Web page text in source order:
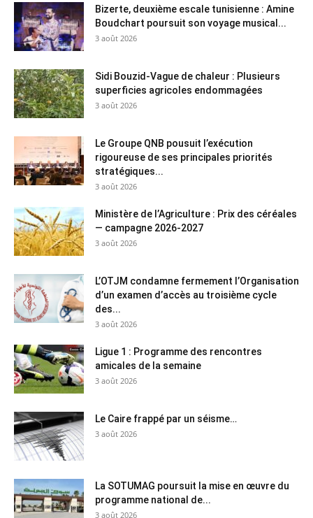
Bizerte, deuxième escale tunisienne : Amine
Boudchart poursuit son voyage musical...
3 août 2026
Sidi Bouzid-Vague de chaleur : Plusieurs
superficies agricoles endommagées
3 août 2026
Le Groupe QNB pousuit l’exécution
rigoureuse de ses principales priorités
stratégiques...
3 août 2026
Ministère de l’Agriculture : Prix des céréales
— campagne 2026-2027
3 août 2026
L’OTJM condamne fermement l’Organisation
d’un examen d’accès au troisième cycle
des...
3 août 2026
Ligue 1 : Programme des rencontres
amicales de la semaine
3 août 2026
Le Caire frappé par un séisme…
3 août 2026
La SOTUMAG poursuit la mise en œuvre du
programme national de...
3 août 2026